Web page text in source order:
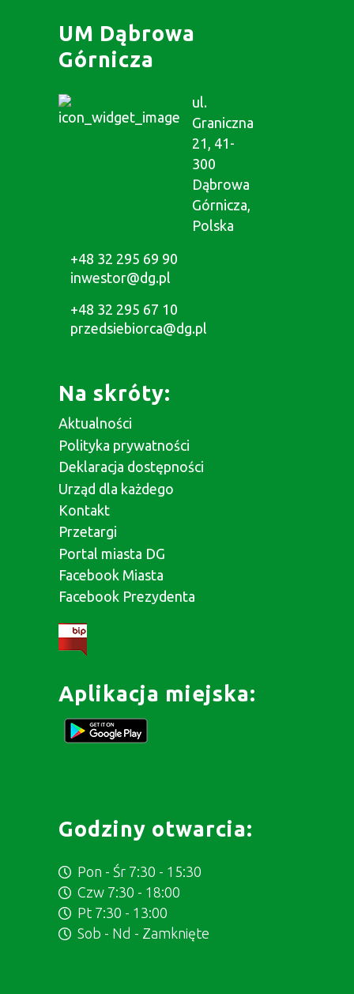
UM Dąbrowa
Górnicza
ul.
Graniczna
21, 41-
300
Dąbrowa
Górnicza,
Polska
+48 32 295 69 90
inwestor@dg.pl
+48 32 295 67 10
przedsiebiorca@dg.pl
Na skróty:
Aktualności
Polityka prywatności
Deklaracja dostępności
Urząd dla każdego
Kontakt
Przetargi
Portal miasta DG
Facebook Miasta
Facebook Prezydenta
Aplikacja miejska:
Godziny otwarcia:
Pon - Śr 7:30 - 15:30
Czw 7:30 - 18:00
Pt 7:30 - 13:00
Sob - Nd - Zamknięte